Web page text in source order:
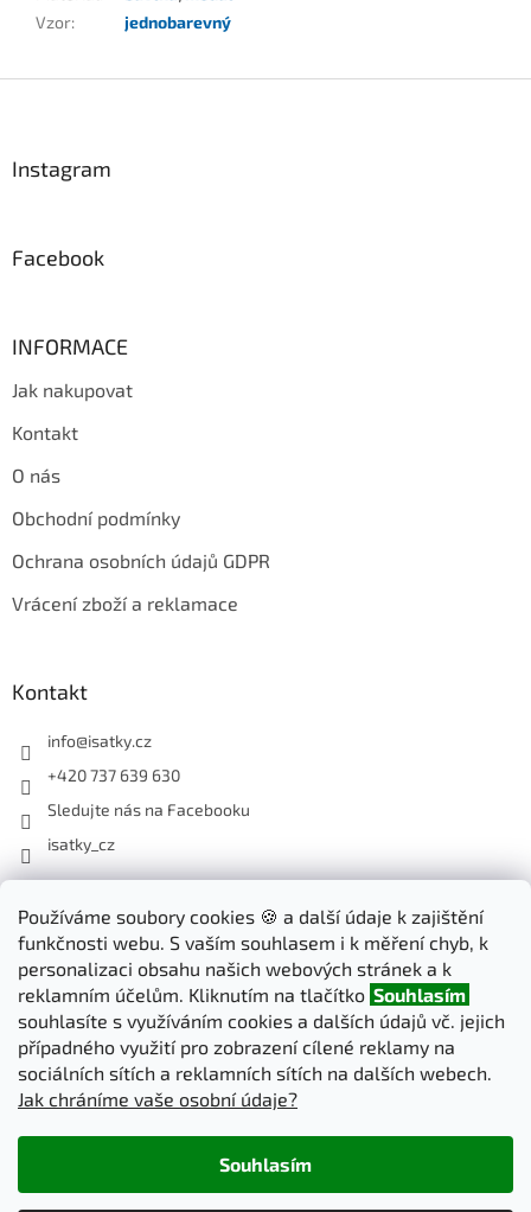
Používáme soubory cookies 🍪 a další údaje k zajištění
funkčnosti webu. S vaším souhlasem i k měření chyb, k
personalizaci obsahu našich webových stránek a k
reklamním účelům. Kliknutím na tlačítko Souhlasím
souhlasíte s využíváním cookies a dalších údajů vč. jejich
případného využití pro zobrazení cílené reklamy na
sociálních sítích a reklamních sítích na dalších webech.
Jak chráníme vaše osobní údaje?
Souhlasím
Vzor: jednobarevný
Instagram
Facebook
INFORMACE
Jak nakupovat
Kontakt
O nás
Obchodní podmínky
Ochrana osobních údajů GDPR
Vrácení zboží a reklamace
Kontakt
info@isatky.cz
+420 737 639 630
Sledujte nás na Facebooku
isatky_cz
Odebírat newsletter
Vložte svůj e-mail a my vám budeme zasílat informace o nových
produktech na našem e-shopu.
E-mail
PŘIHLÁSIT SE